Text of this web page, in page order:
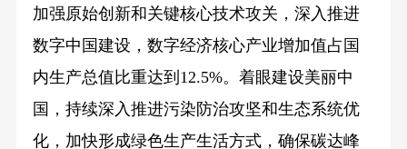
加强原始创新和关键核心技术攻关，深入推进
数字中国建设，数字经济核心产业增加值占国
内生产总值比重达到12.5%。着眼建设美丽中
国，持续深入推进污染防治攻坚和生态系统优
化，加快形成绿色生产生活方式，确保碳达峰